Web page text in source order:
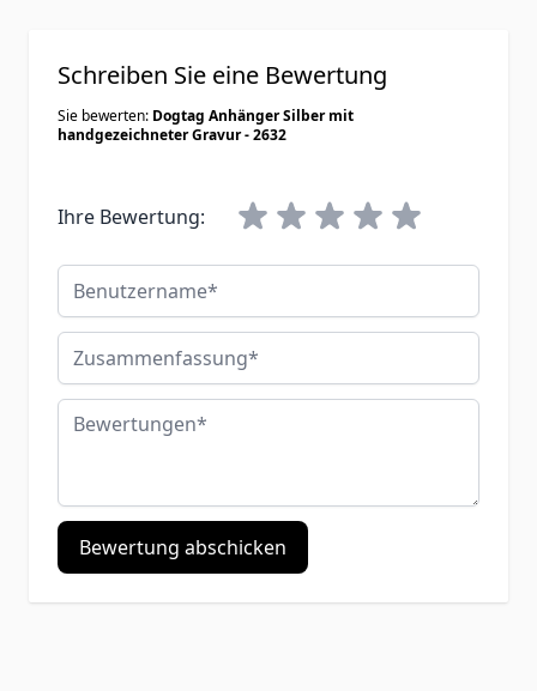
Schreiben Sie eine Bewertung
Sie bewerten: Dogtag Anhänger Silber mit
handgezeichneter Gravur - 2632
Ihre Bewertung:
Benutzername
Zusammenfassung
Bewertungen
Bewertung abschicken